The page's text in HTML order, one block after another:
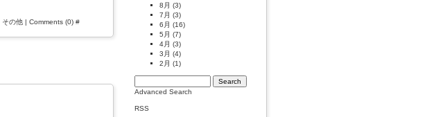
その他 | Comments (0) #
8月 (3)
7月 (3)
6月 (16)
5月 (7)
4月 (3)
3月 (4)
2月 (1)
Advanced Search
RSS